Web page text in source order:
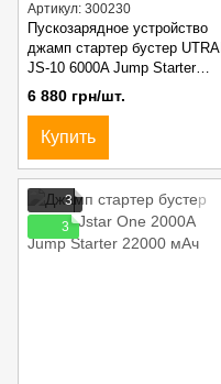
Артикул: 300230
Пускозарядное устройство
джамп стартер бустер UTRAI
JS-10 6000A Jump Starter
27000 mAh
6 880 грн/шт.
Купить
3
3